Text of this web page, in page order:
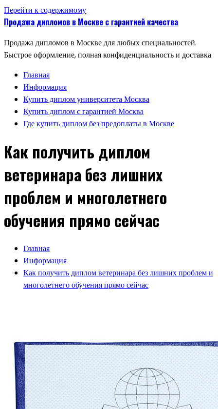
Перейти к содержимому
Продажа дипломов в Москве с гарантией качества
Продажа дипломов в Москве для любых специальностей.
Быстрое оформление, полная конфиденциальность и доставка
Главная
Информация
Купить диплом университета Москва
Купить диплом с гарантией Москва
Где купить диплом без предоплаты в Москве
Как получить диплом
ветеринара без лишних
проблем и многолетнего
обучения прямо сейчас
Главная
Информация
Как получить диплом ветеринара без лишних проблем и
многолетнего обучения прямо сейчас